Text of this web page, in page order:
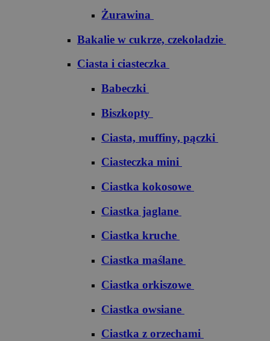
Żurawina
Bakalie w cukrze, czekoladzie
Ciasta i ciasteczka
Babeczki
Biszkopty
Ciasta, muffiny, pączki
Ciasteczka mini
Ciastka kokosowe
Ciastka jaglane
Ciastka kruche
Ciastka maślane
Ciastka orkiszowe
Ciastka owsiane
Ciastka z orzechami